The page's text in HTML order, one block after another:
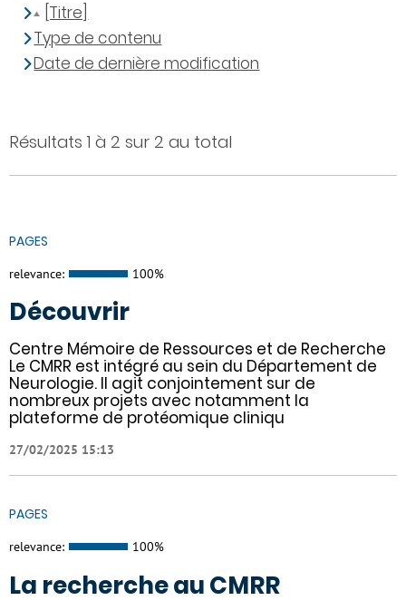
Résultats 1 à 2 sur 2 au total
PAGES
relevance: 100%
Découvrir
Centre Mémoire de Ressources et de Recherche
Le CMRR est intégré au sein du Département de
Neurologie. Il agit conjointement sur de
nombreux projets avec notamment la
plateforme de protéomique cliniqu
27/02/2025 15:13
PAGES
relevance: 100%
La recherche au CMRR
[Titre]
Type de contenu
Date de dernière modification